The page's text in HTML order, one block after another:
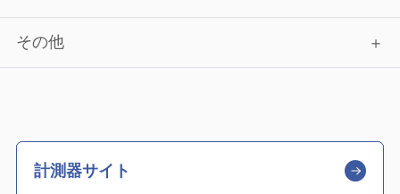
その他
計測器サイト